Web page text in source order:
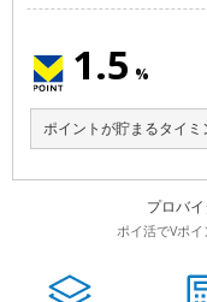
1.5 %
ポイントが貯まるタイミ
プロバ
ポイ活でVポイ